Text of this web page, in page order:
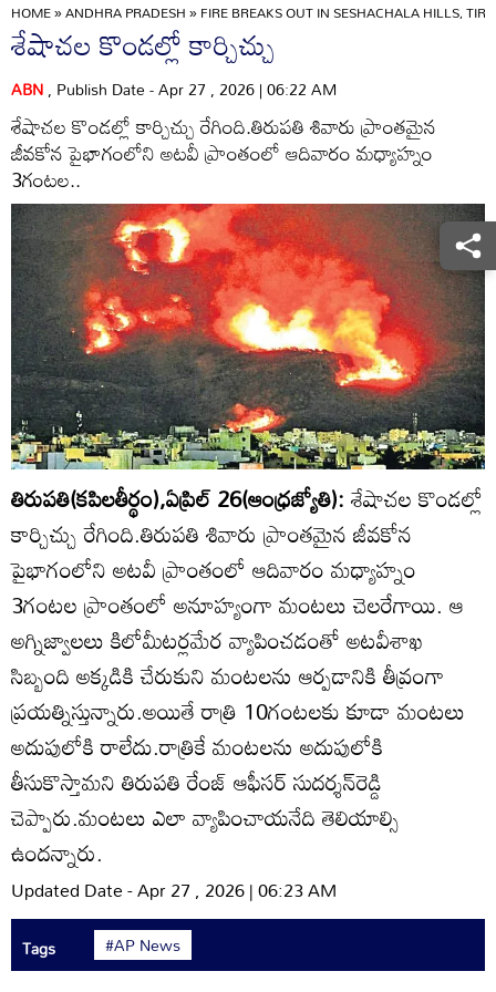
HOME»ANDHRA PRADESH»FIRE BREAKS OUT IN SESHACHALA HILLS,
శేషాచల కొండల్లో కార్చిచ్చు
ABN, Publish Date - Apr 27 , 2026 | 06:22 AM
శేషాచల కొండల్లో కార్చిచ్చు రేగింది.తిరుపతి శివారు ప్రాంతమైన
జీవకోన పైభాగంలోని అటవీ ప్రాంతంలో ఆదివారం మధ్యాహ్నం
3గంటల..
తిరుపతి(కపిలతీర్థం),ఏప్రిల్‌ 26(ఆంధ్రజ్యోతి):శేషాచల కొండల్లో
కార్చిచ్చు రేగింది.తిరుపతి శివారు ప్రాంతమైన జీవకోన
పైభాగంలోని అటవీ ప్రాంతంలో ఆదివారం మధ్యాహ్నం
3గంటల ప్రాంతంలో అనూహ్యంగా మంటలు చెలరేగాయి. ఆ
అగ్నిజ్వాలలు కిలోమీటర్లమేర వ్యాపించడంతో అటవీశాఖ
సిబ్బంది అక్కడికి చేరుకుని మంటలను ఆర్పడానికి తీవ్రంగా
ప్రయత్నిస్తున్నారు.అయితే రాత్రి 10గంటలకు కూడా మంటలు
అదుపులోకి రాలేదు.రాత్రికే మంటలను అదుపులోకి
తీసుకొస్తామని తిరుపతి రేంజ్‌ ఆఫీసర్‌ సుదర్శన్‌రెడ్డి
చెప్పారు.మంటలు ఎలా వ్యాపించాయనేది తెలియాల్సి
ఉందన్నారు.
Updated Date - Apr 27 , 2026 | 06:23 AM
Tags #AP News